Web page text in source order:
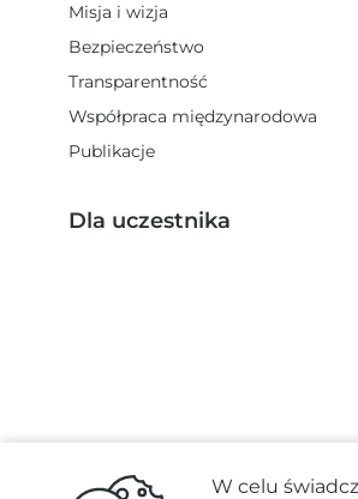
Misja i wizja
Bezpieczeństwo
Transparentność
Współpraca międzynarodowa
Publikacje
Dla uczestnika
W celu